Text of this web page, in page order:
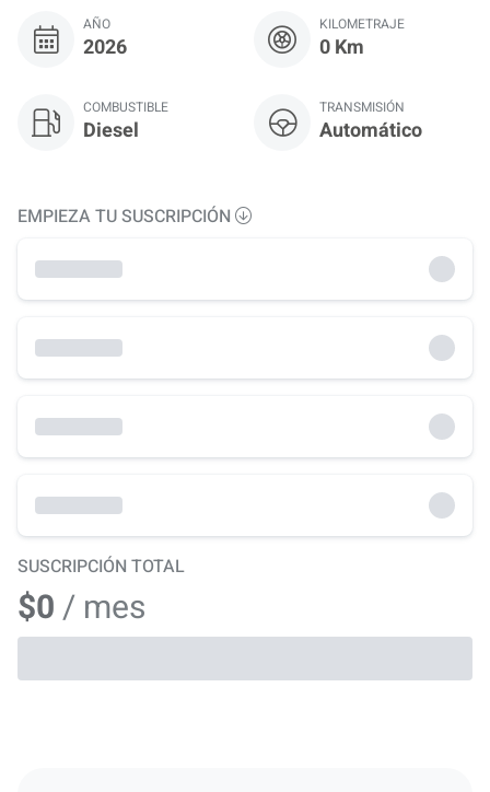
AÑO
2026
KILOMETRAJE
0 Km
COMBUSTIBLE
Diesel
TRANSMISIÓN
Automático
EMPIEZA TU SUSCRIPCIÓN
SUSCRIPCIÓN TOTAL
$0/ mes